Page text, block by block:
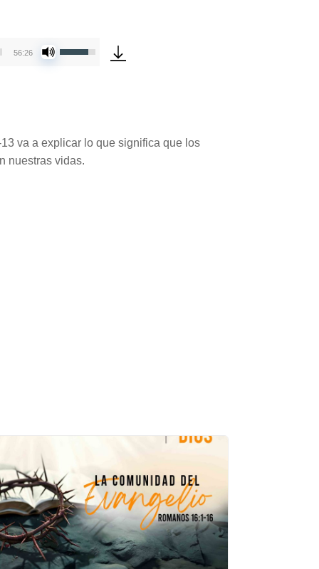
56:26
va a explicar lo que significa que los
nuestras vidas.